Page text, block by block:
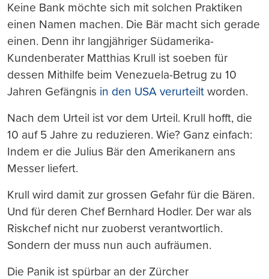
Keine Bank möchte sich mit solchen Praktiken
einen Namen machen. Die Bär macht sich gerade
einen. Denn ihr langjähriger Südamerika-
Kundenberater Matthias Krull ist soeben für
dessen Mithilfe beim Venezuela-Betrug zu 10
Jahren Gefängnis in den USA verurteilt worden.
Nach dem Urteil ist vor dem Urteil. Krull hofft, die
10 auf 5 Jahre zu reduzieren. Wie? Ganz einfach:
Indem er die Julius Bär den Amerikanern ans
Messer liefert.
Krull wird damit zur grossen Gefahr für die Bären.
Und für deren Chef Bernhard Hodler. Der war als
Riskchef nicht nur zuoberst verantwortlich.
Sondern der muss nun auch aufräumen.
Die Panik ist spürbar an der Zürcher